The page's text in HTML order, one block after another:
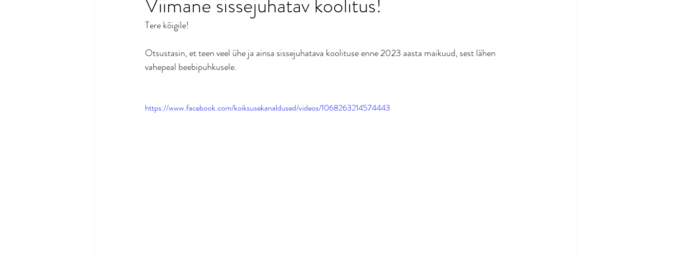
Tere kõigile!
Otsustasin, et teen veel ühe ja ainsa sissejuhatava koolituse enne 2023 aasta maikuud, sest lähen
vahepeal beebipuhkusele.
https://www.facebook.com/koiksusekanaldused/videos/1068263214574443